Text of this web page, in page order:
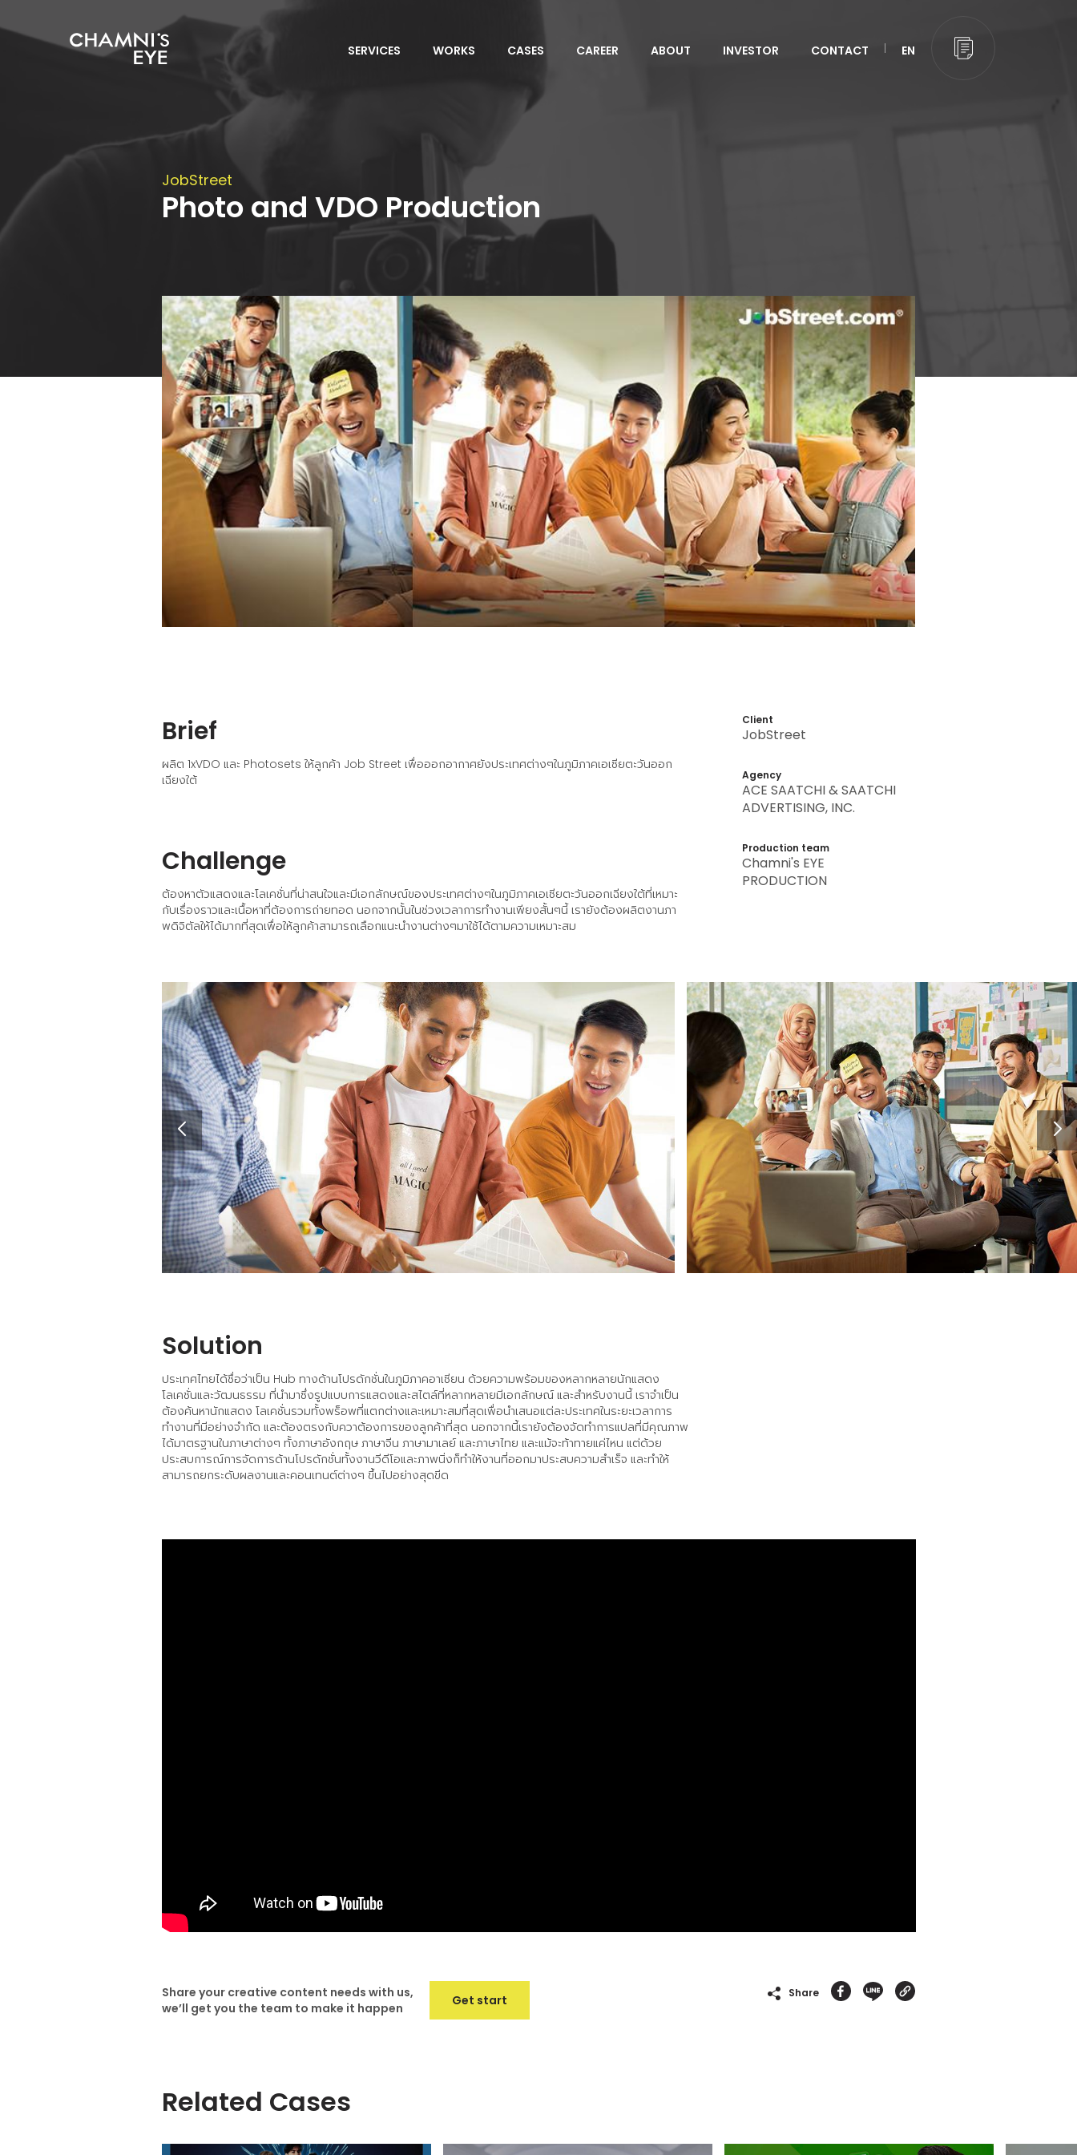
SERVICES WORKS CASES CAREER ABOUT INVESTOR CONTACT EN
JobStreet
Photo and VDO Production
Brief
ผลิต 1xVDO และ Photosets ให้ลูกค้า Job Street เพื่อออกอากาศยังประเทศต่างๆในภูมิภาคเอเซียตะวันออก
เฉียงใต้
Challenge
ต้องหาตัวแสดงและโลเคชั่นที่น่าสนใจและมีเอกลักษณ์ของประเทศต่างๆในภูมิภาคเอเซียตะวันออกเฉียงใต้ที่เหมาะ
กับเรื่องราวและเนื้อหาที่ต้องการถ่ายทอด นอกจากนั้นในช่วงเวลาการทำงานเพียงสั้นๆนี้ เรายังต้องผลิตงานภา
พดิจิตัลให้ได้มากที่สุดเพื่อให้ลูกค้าสามารถเลือกแนะนำงานต่างๆมาใช้ได้ตามความเหมาะสม
Client
JobStreet
Agency
ACE SAATCHI & SAATCHI
ADVERTISING, INC.
Production team
Chamni's EYE
PRODUCTION
Solution
ประเทศไทยได้ชื่อว่าเป็น Hub ทางด้านโปรดักชั่นในภูมิภาคอาเซียน ด้วยความพร้อมของหลากหลายนักแสดง
โลเคชั่นและวัฒนธรรม ที่นำมาซึ่งรูปแบบการแสดงและสไตล์ที่หลากหลายมีเอกลักษณ์ และสำหรับงานนี้ เราจำเป็น
ต้องค้นหานักแสดง โลเคชั่นรวมทั้งพร็อพที่แตกต่างและเหมาะสมที่สุดเพื่อนำเสนอแต่ละประเทศในระยะเวลาการ
ทำงานที่มีอย่างจำกัด และต้องตรงกับควาต้องการของลูกค้าที่สุด นอกจากนี้เรายังต้องจัดทำการแปลที่มีคุณภาพ
ได้มาตรฐานในภาษาต่างๆ ทั้งภาษาอังกฤษ ภาษาจีน ภาษามาเลย์ และภาษาไทย และแม้จะท้าทายแค่ไหน แต่ด้วย
ประสบการณ์การจัดการด้านโปรดักชั่นทั้งงานวีดีโอและภาพนิ่งก็ทำให้งานที่ออกมาประสบความสำเร็จ และทำให้
สามารถยกระดับผลงานและคอนเทนต์ต่างๆ ขึ้นไปอย่างสุดขีด
Share your creative content needs with us,
we’ll get you the team to make it happen
Get start Share
Related Cases